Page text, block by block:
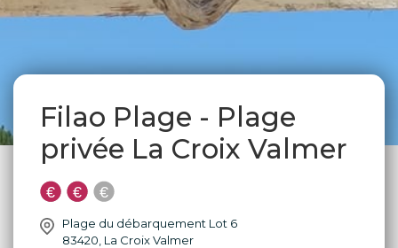
Filao Plage - Plage
privée La Croix Valmer
Plage du débarquement Lot 6
83420 La Croix Valmer